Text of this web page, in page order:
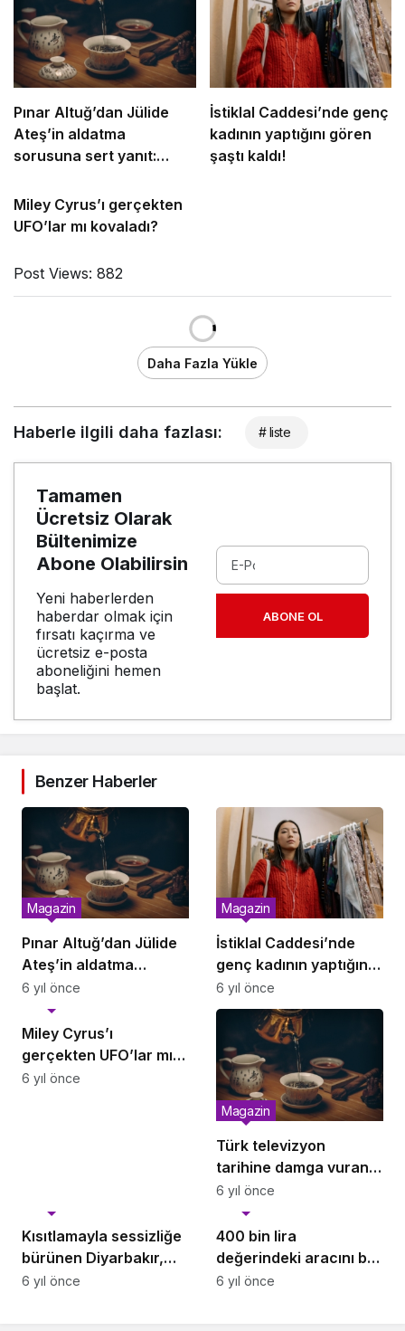
Pınar Altuğ’dan Jülide
Ateş’in aldatma
sorusuna sert yanıt:
İstiklal Caddesi’nde genç
kadının yaptığını gören
şaştı kaldı!
Miley Cyrus’ı gerçekten
UFO’lar mı kovaladı?
Post Views: 882
Daha Fazla Yükle
Haberle ilgili daha fazlası: # liste
Tamamen
Ücretsiz Olarak
Bültenimize
Abone Olabilirsin
Yeni haberlerden
haberdar olmak için
fırsatı kaçırma ve
ücretsiz e-posta
aboneliğini hemen
başlat.
ABONE OL
Benzer Haberler
Pınar Altuğ’dan Jülide
Ateş’in aldatma
sorusuna sert yanıt:
Sana ne ya da kime ne!
Magazin
6 yıl önce
İstiklal Caddesi’nde
genç kadının yaptığını
gören şaştı kaldı!
Magazin
6 yıl önce
Miley Cyrus’ı
gerçekten UFO’lar mı
kovaladı?
Magazin
6 yıl önce
Türk televizyon
tarihine damga vuran,
bir kere denk
geldiğinizde başından
kalkamadığınız diziler!
Magazin
6 yıl önce
Kısıtlamayla sessizliğe
bürünen Diyarbakır,
havadan görüntülendi
6 yıl önce
400 bin lira
değerindeki aracını bu
hale getirdi!
Magazin
6 yıl önce